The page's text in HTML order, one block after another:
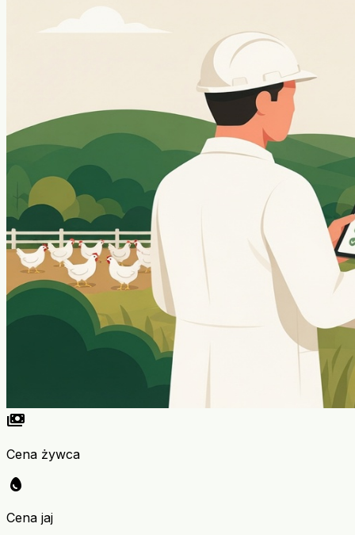
payments
Cena żywca
egg
Cena jaj